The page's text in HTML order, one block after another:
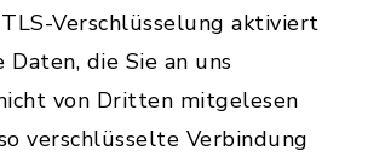
Verschlüsselung aktiviert
Daten, die Sie an uns
von Dritten mitgelesen
verschlüsselte Verbindung